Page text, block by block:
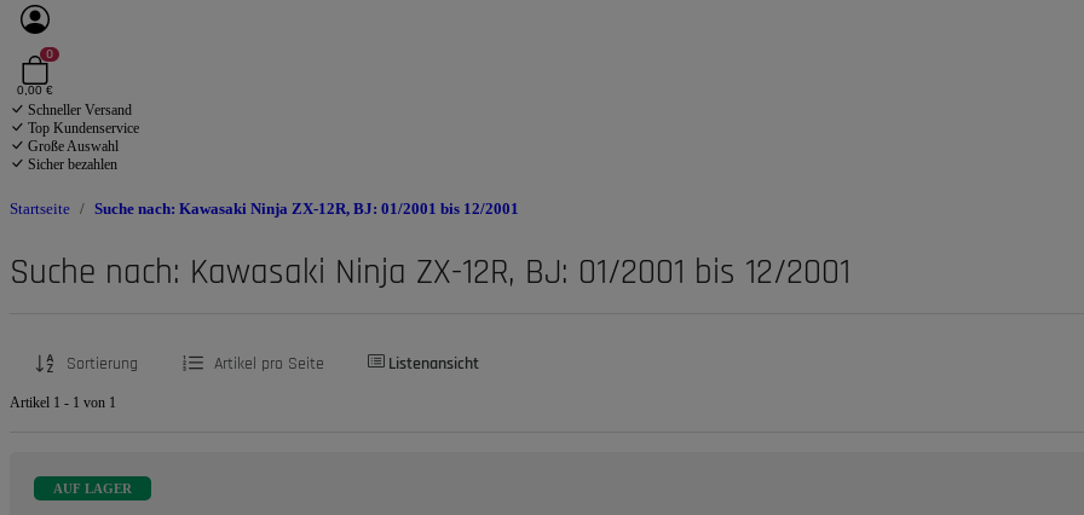
0
0,00 €
Schneller Versand
Top Kundenservice
Große Auswahl
Sicher bezahlen
Startseite Suche nach: Kawasaki Ninja ZX-12R, BJ: 01/2001 bis 12/2001
Suche nach: Kawasaki Ninja ZX-12R, BJ: 01/2001 bis 12/2001
Sortierung Artikel pro Seite Listenansicht
Artikel 1 - 1 von 1
AUF LAGER